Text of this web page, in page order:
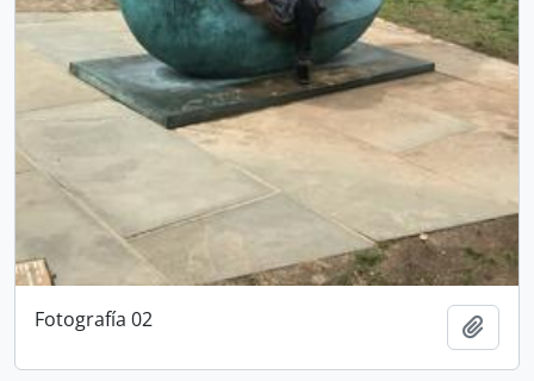
Fotografía 02